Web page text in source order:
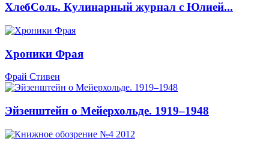
ХлебCоль. Кулинарный журнал с Юлией...
Хроники Фрая
Фрай Стивен
Эйзенштейн о Мейерхольде. 1919–1948